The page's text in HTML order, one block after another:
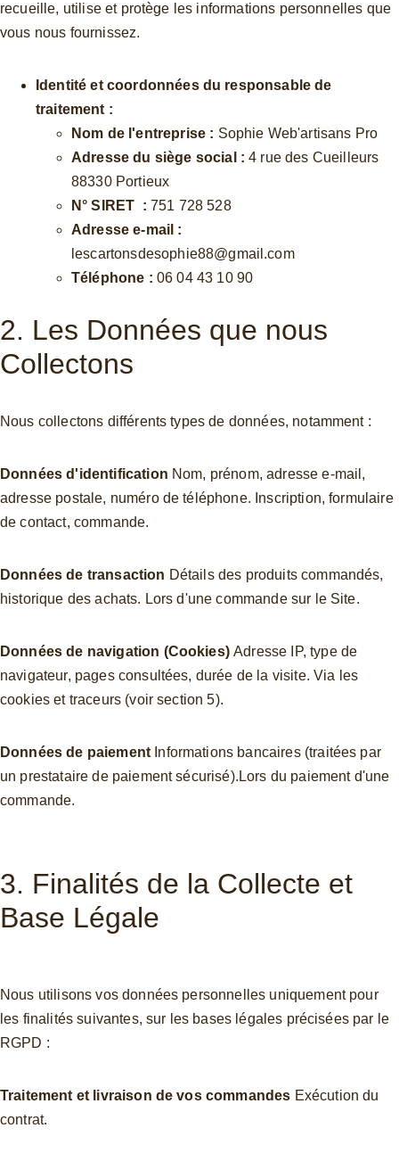
recueille, utilise et protège les informations personnelles que
vous nous fournissez.
Identité et coordonnées du responsable de
traitement :
Nom de l'entreprise : Sophie Web'artisans Pro
Adresse du siège social : 4 rue des Cueilleurs
88330 Portieux
N° SIRET  : 751 728 528
Adresse e-mail :
lescartonsdesophie88@gmail.com
Téléphone : 06 04 43 10 90
2. Les Données que nous
Collectons
Nous collectons différents types de données, notamment :
Données d'identification Nom, prénom, adresse e-mail,
adresse postale, numéro de téléphone. Inscription, formulaire
de contact, commande.
Données de transaction Détails des produits commandés,
historique des achats. Lors d'une commande sur le Site.
Données de navigation (Cookies) Adresse IP, type de
navigateur, pages consultées, durée de la visite. Via les
cookies et traceurs (voir section 5).
Données de paiement Informations bancaires (traitées par
un prestataire de paiement sécurisé).Lors du paiement d'une
commande.
3. Finalités de la Collecte et
Base Légale
Nous utilisons vos données personnelles uniquement pour
les finalités suivantes, sur les bases légales précisées par le
RGPD :
Traitement et livraison de vos commandes Exécution du
contrat.